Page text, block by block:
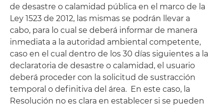
de desastre o calamidad pública en el marco de la
Ley 1523 de 2012, las mismas se podrán llevar a
cabo, para lo cual se deberá informar de manera
inmediata a la autoridad ambiental competente,
caso en el cual dentro de los 30 días siguientes a la
declaratoria de desastre o calamidad, el usuario
deberá proceder con la solicitud de sustracción
temporal o definitiva del área. En este caso, la
Resolución no es clara en establecer si se pueden